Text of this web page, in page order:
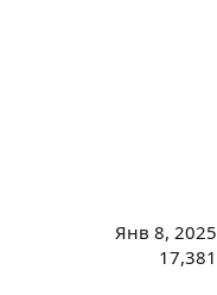
Янв 8, 2025
17,381